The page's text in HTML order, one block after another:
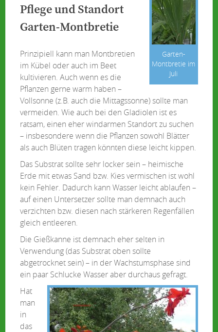
Garten-
Montbretie im
Juli
Pflege und Standort
Garten-Montbretie
Prinzipiell kann man Montbretien
im Kübel oder auch im Beet
kultivieren. Auch wenn es die
Pflanzen gerne warm haben –
Vollsonne (z.B. auch die Mittagssonne) sollte man
vermeiden. Wie auch bei den Gladiolen ist es
ratsam, einen eher windarmen Standort zu suchen
– insbesondere wenn die Pflanzen sowohl Blätter
als auch Blüten tragen könnten diese leicht kippen.
Das Substrat sollte sehr locker sein – heimische
Erde mit etwas Sand bzw. Kies vermischen ist wohl
kein Fehler. Dadurch kann Wasser leicht ablaufen –
auf einen Untersetzer sollte man demnach auch
verzichten bzw. diesen nach stärkeren Regenfällen
gleich entleeren.
Die Gießkanne ist demnach eher selten in
Verwendung (das Substrat oben sollte
abgetrocknet sein) – in der Wachstumsphase sind
ein paar Schlucke Wasser aber durchaus gefragt.
Hat
man
in
das